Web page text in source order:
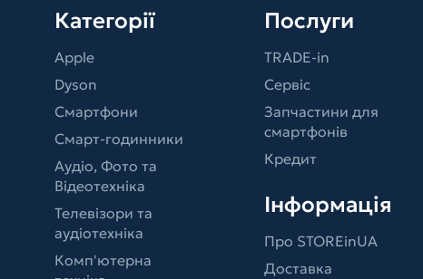
Категорії
Apple
Dyson
Смартфони
Смарт-годинники
Аудіо, Фото та
Відеотехніка
Телевізори та
аудіотехніка
Комп'ютерна
Послуги
TRADE-in
Сервіс
Запчастини для
смартфонів
Кредит
Інформація
Про STOREinUA
Доставка